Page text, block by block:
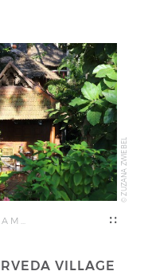
© ZUZANA ZWIEBEL
VILLAGE